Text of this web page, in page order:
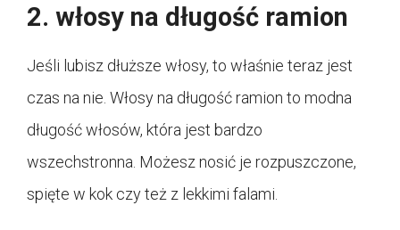
2. włosy na długość ramion
Jeśli lubisz dłuższe włosy, to właśnie teraz jest
czas na nie. Włosy na długość ramion to modna
długość włosów, która jest bardzo
wszechstronna. Możesz nosić je rozpuszczone,
spięte w kok czy też z lekkimi falami.